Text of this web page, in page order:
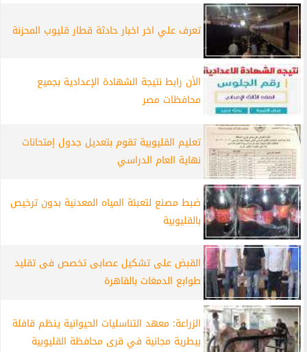
تعرف علي اخر اخبار حادثة قطار قليوب المحزنة
الأن رابط نتيجة الشهادة الإعدادية بجميع
محافظات مصر
تعليم القليوبية تقوم بتعديل جدول إمتحانات
نهاية العام الدراسي
ضبط مصنع لتعبئة المياه المعدنية بدون ترخيص
بالقليوبية
القبض على تشكيل عصابى تخصص فى تقليد
طوابع الدمغات بالقاهرة
الزراعة: معهد التناسليات الحيوانية ينظم قافلة
بيطرية مجانية في قرى محافظة القليوبية